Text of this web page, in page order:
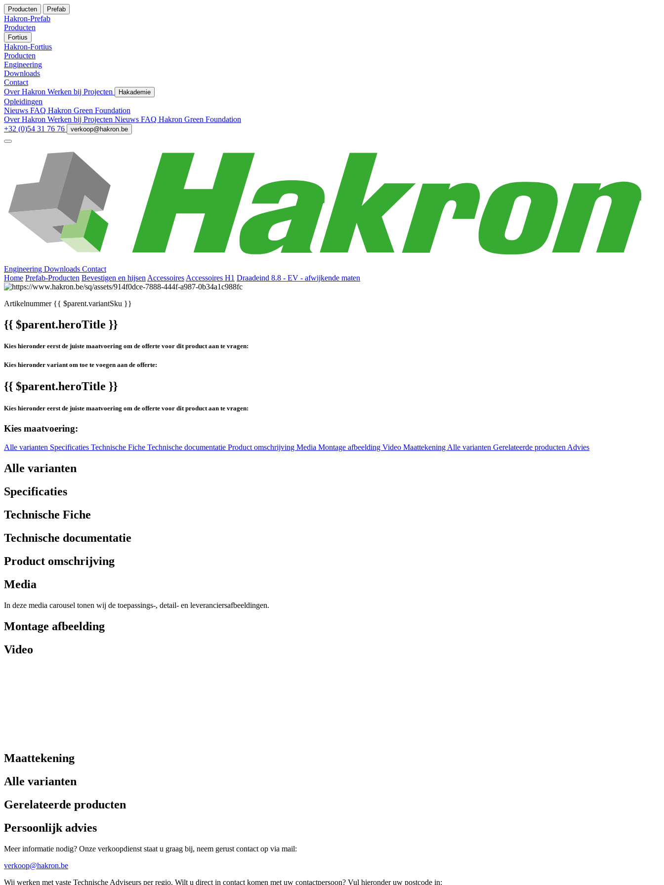
Producten Prefab
Hakron-Prefab
Producten
Fortius
Hakron-Fortius
Producten
Engineering
Downloads
Contact
Over Hakron Werken bij Projecten Hakademie
Opleidingen
Nieuws FAQ Hakron Green Foundation
Over Hakron Werken bij Projecten Nieuws FAQ Hakron Green Foundation
+32 (0)54 31 76 76
verkoop@hakron.be
Engineering Downloads Contact
Home Prefab-Producten Bevestigen en hijsen Accessoires Accessoires H1 Draadeind 8.8 - EV - afwijkende maten
Artikelnummer{{ $parent.variantSku }}
{{ $parent.heroTitle }}
Kies hieronder eerst de juiste maatvoering om de offerte voor dit product aan te vragen:
Kies hieronder variant om toe te voegen aan de offerte:
{{ $parent.heroTitle }}
Kies hieronder eerst de juiste maatvoering om de offerte voor dit product aan te vragen:
Kies maatvoering:
Alle varianten Specificaties Technische Fiche Technische documentatie Product omschrijving Media Montage afbeelding Video MaattekeningAlle varianten Gerelateerde productenAdvies
Alle varianten
Specificaties
Technische Fiche
Technische documentatie
Product omschrijving
Media
In deze media carousel tonen wij de toepassings-, detail- en leveranciersafbeeldingen.
Montage afbeelding
Video
Maattekening
Alle varianten
Gerelateerde producten
Persoonlijk advies
Meer informatie nodig? Onze verkoopdienst staat u graag bij, neem gerust contact op via mail:
verkoop@hakron.be
Wij werken met vaste Technische Adviseurs per regio. Wilt u direct in contact komen met uw contactpersoon? Vul hieronder uw postcode in: